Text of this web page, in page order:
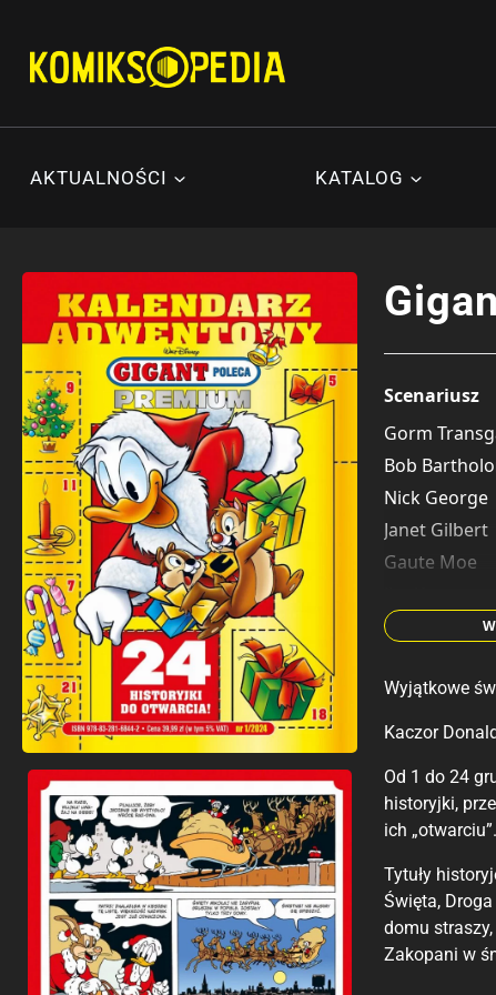
treści
AKTUALNOŚCI KATALOG
Scenariusz
Gorm
Bob
Nick George
Janet Gilbert
Gaute Moe
Marco Rota
Carol
Evert
Ole Steen
Del Connell
Vic Lockman
Romano
Arild
Wyjątkowe
Kaczor
Od 1 do 24
historyjki,
ich „otwarciu”.
Tytuły
Święta,
domu
Zakopani w